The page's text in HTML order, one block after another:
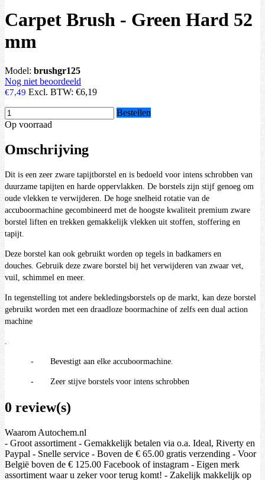
Carpet Brush - Green Hard 52
mm
Model: brushgr125
Nog niet beoordeeld
€7,49 Excl. BTW: €6,19
Bestellen
Op voorraad
Omschrijving
Dit is een zeer zware tapijtborstel en is bedoeld voor intens schrobben van
duurzame tapijten en harde oppervlakken. De borstels zijn stijf genoeg om
oude vlekken te verwijderen. De hoge snelheid rotatie van de
accuboormachine gecombineerd met de hoogste kwaliteit premium zware
borstel liften en trekken gemakkelijk vlekken uit stoffen, stoffering en
tapijt.
Deze borstel kan ook gebruikt worden op tegels in badkamers en
douches. Gebruik deze zware borstel bij het verwijderen van zwaar vet,
vuil, schimmel en meer.
In tegenstelling tot andere bekledingsborstels op de markt, kan deze borstel
gebruikt worden met een draadloze boormachine of zelfs een dual action
machine
.
- Bevestigt aan elke accuboormachine.
- Zeer stijve borstels voor intens schrobben
0 review(s)
Waarom Autochem.nl
- Groot assortiment - Gemakkelijk betalen via o.a. Ideal, Riverty en
Paypal - Snelle service - Boven de € 65.00 gratis verzending - Voor
België boven de € 125.00 Facebook of instagram - Eigen merk
assortiment waar u zeker voor terug komt! - Zakelijk makkelijk op